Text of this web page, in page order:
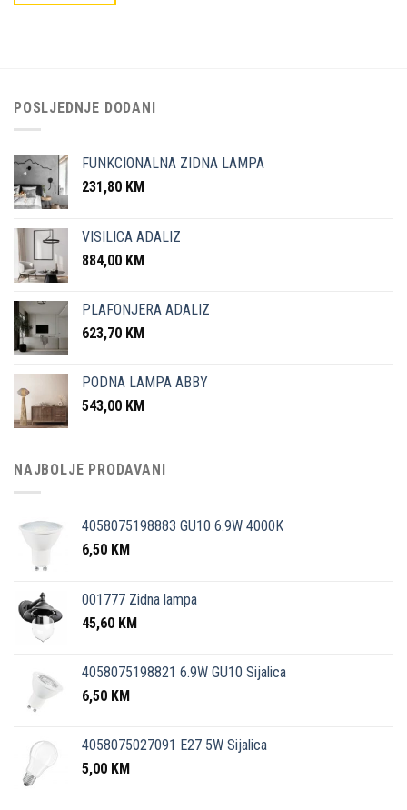
POSLJEDNJE DODANI
FUNKCIONALNA ZIDNA LAMPA
231,80 KM
VISILICA ADALIZ
884,00 KM
PLAFONJERA ADALIZ
623,70 KM
PODNA LAMPA ABBY
543,00 KM
NAJBOLJE PRODAVANI
4058075198883 GU10 6.9W 4000K
6,50 KM
001777 Zidna lampa
45,60 KM
4058075198821 6.9W GU10 Sijalica
6,50 KM
4058075027091 E27 5W Sijalica
5,00 KM